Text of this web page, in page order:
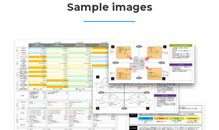
Sample images